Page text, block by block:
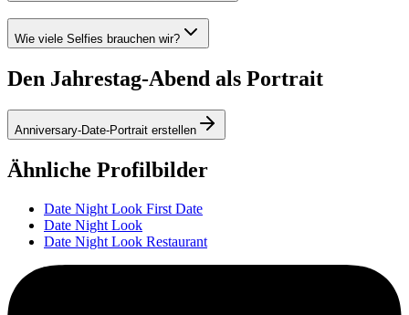
Wie viele Selfies brauchen wir?
Den Jahrestag-Abend als Portrait
Anniversary-Date-Portrait erstellen
Ähnliche Profilbilder
Date Night Look First Date
Date Night Look
Date Night Look Restaurant